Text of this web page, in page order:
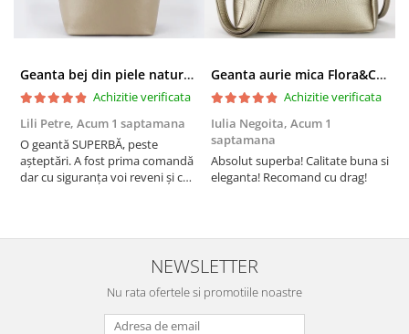
Geanta bej din piele naturala 8966 123
Achizitie verificata
Lili Petre, Acum 1 saptamana
O geantă SUPERBĂ, peste
așteptări. A fost prima comandă
dar cu siguranța voi reveni și cu
doua zi). RECOMAND SOFILINE!!!
Geanta aurie mica Flora&CO Paris H6930 16
Achizitie verificata
Iulia Negoita, Acum 1
saptamana
Absolut superba! Calitate buna si
eleganta! Recomand cu drag!
NEWSLETTER
Nu rata ofertele si promotiile noastre